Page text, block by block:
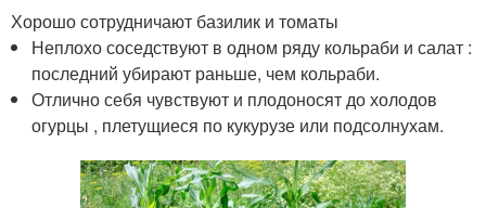
Хорошо сотрудничают базилик и томаты
Неплохо соседствуют в одном ряду кольраби и салат :
последний убирают раньше, чем кольраби.
Отлично себя чувствуют и плодоносят до холодов
огурцы , плетущиеся по кукурузе или подсолнухам.